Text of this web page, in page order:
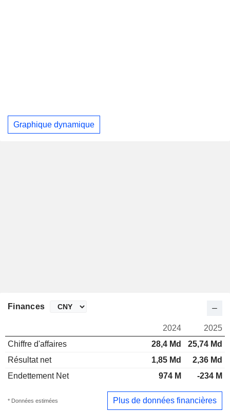
Graphique dynamique
Finances
2024
2025
Chiffre d'affaires
28,4 Md
25,74 Md
Résultat net
1,85 Md
2,36 Md
Endettement Net
974 M -234 M
* Données estimées Plus de données financières